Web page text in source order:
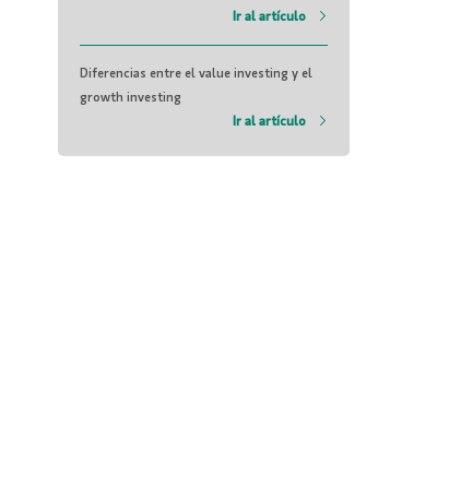
Ir al artículo
Diferencias entre el value investing y el
growth investing
Ir al artículo